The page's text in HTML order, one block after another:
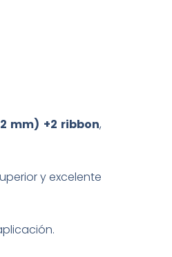
mm) +2 ribbon,
y excelente